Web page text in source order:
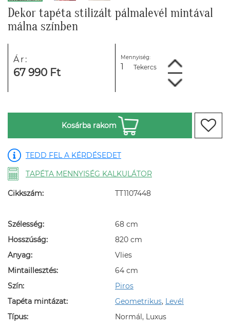
Dekor tapéta stilizált pálmalevél mintával
málna színben
Ár:
67 990 Ft
Mennyiség:
Tekercs
Kosárba rakom
TEDD FEL A KÉRDÉSEDET
TAPÉTA MENNYISÉG KALKULÁTOR
Cikkszám: TT1107448
Szélesség:
68 cm
Hosszúság:
820 cm
Anyag:
Vlies
Mintaillesztés:
64 cm
Szín:
Piros
Tapéta mintázat:
Geometrikus, Levél
Típus:
Normál, Luxus